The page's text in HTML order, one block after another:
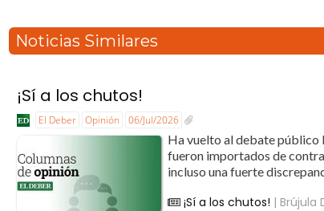
Noticias Similares
¡Sí a los chutos!
El Deber Opinión 06/Jul/2026
Ha vuelto al debate público
fueron importados de
incluso una fuerte
¡Sí a los chutos! | Brújula